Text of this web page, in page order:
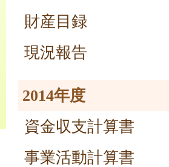
財産目録
現況報告
2014年度
資金収支計算書
事業活動計算書